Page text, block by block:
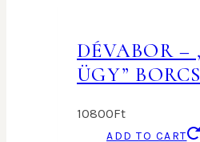
DÉVABOR –
ÜGY”
10800Ft
ADD TO CART